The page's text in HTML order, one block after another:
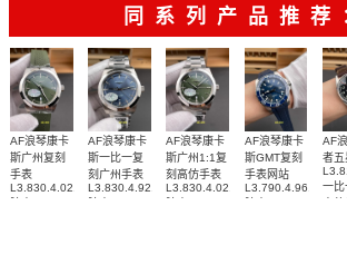
牌/原
同系列产品推荐
AF浪琴康卡
斯广州复刻
手表
L3.830.4.02.9
AF浪琴康卡
斯一比一复
刻广州手表
L3.830.4.92.6
AF浪琴康卡
斯广州1:1复
刻高仿手表
L3.830.4.02.6
AF浪琴康卡
斯GMT复刻
手表网站
L3.790.4.96.9
AF
者五
一比